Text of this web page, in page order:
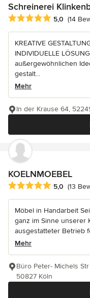
Schreinerei
Durchschnittliche
5,0 (14
KREATIVE
INDIVIDUELLE
außergewöhnlichen
gestalt...
Mehr
In der Krause 64,
KOELNMOEBEL
Durchschnittliche
5,0 (13
Möbel in Handarbeit
ganz im Sinne unserer
ausgestatteter Betrieb
Mehr
Büro Peter- Michels
50827 Köln